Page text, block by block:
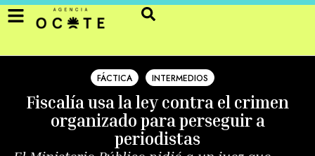
FÁCTICA INTERMEDIOS
Fiscalía usa la ley contra el crimen
organizado para perseguir a
periodistas